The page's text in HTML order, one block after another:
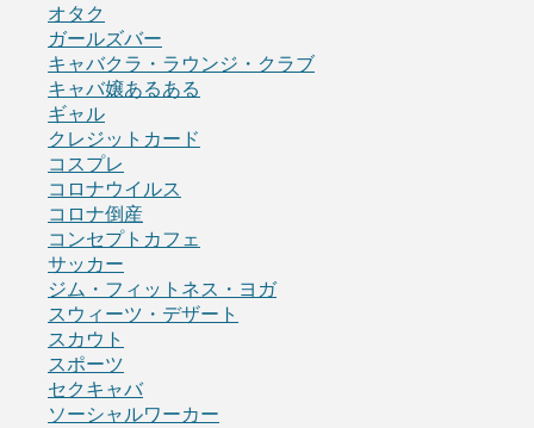
オタク
ガールズバー
キャバクラ・ラウンジ・クラブ
キャバ嬢あるある
ギャル
クレジットカード
コスプレ
コロナウイルス
コロナ倒産
コンセプトカフェ
サッカー
ジム・フィットネス・ヨガ
スウィーツ・デザート
スカウト
スポーツ
セクキャバ
ソーシャルワーカー